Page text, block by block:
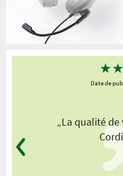
★★
Date de
„La qualité